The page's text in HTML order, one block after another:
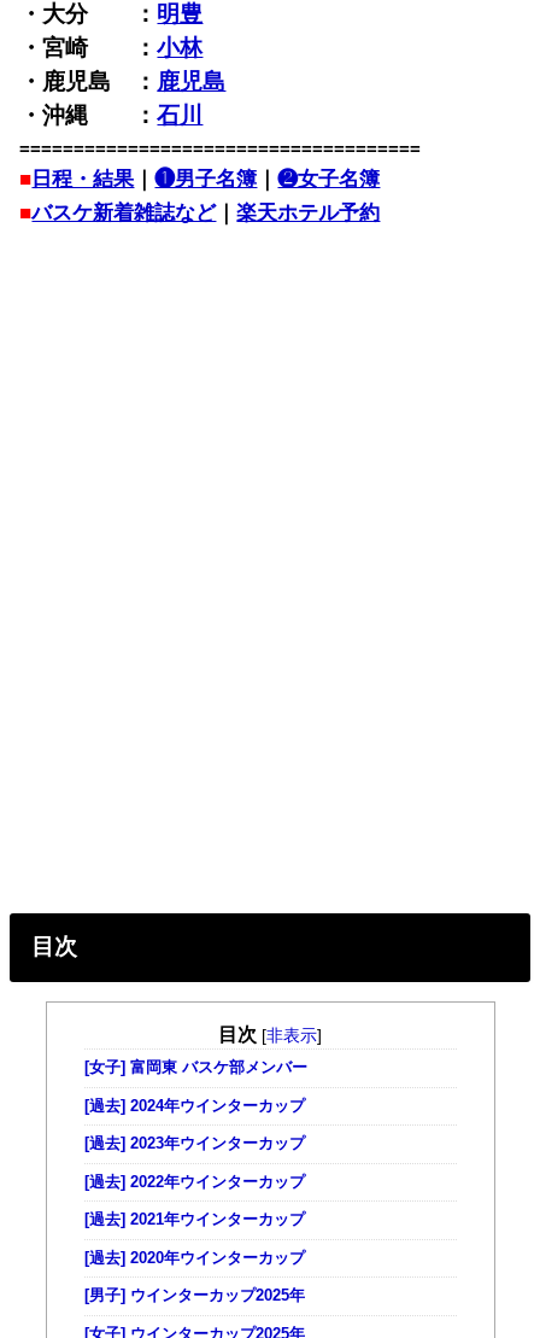
・大分 ： 明豊
・宮崎 ：小林
・鹿児島 ： 鹿児島
・沖縄 ：石川
=====================================
■ 日程・結果｜❶男子名簿 ｜❷女子名簿
■バスケ新着雑誌など｜楽天ホテル予約
目次
目次 [非表示]
[女子] 富岡東 バスケ部メンバー
[過去] 2024年ウインターカップ
[過去] 2023年ウインターカップ
[過去] 2022年ウインターカップ
[過去] 2021年ウインターカップ
[過去] 2020年ウインターカップ
[男子] ウインターカップ2025年
[女子] ウインターカップ2025年